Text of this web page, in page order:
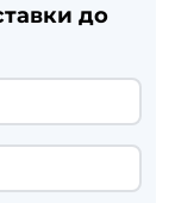
до